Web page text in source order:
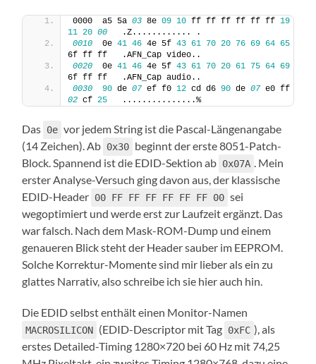
0000  a5 5a 03 8e 09 10 ff ff ff ff ff ff 19
11 20 00
   .Z............ .
0010
  0e
41 46 4e 5f 43 61 70 20 76 69 64 65
6f ff ff   .AFN_Cap video..
0020
  0e
41 46 4e 5f 43 61 70 20 61 75 64 69
6f ff ff   .AFN_Cap audio..
0030
90 de 07 ef f0 12 cd d6 90 de 07
02 cf 25
   ...............%
Das 0e vor jedem String ist die Pascal-Längenangabe
(14 Zeichen). Ab 0x30 beginnt der erste 8051-Patch-
Block. Spannend ist die EDID-Sektion ab 0x07A . Mein
erster Analyse-Versuch ging davon aus, der klassische
EDID-Header 00 FF FF FF FF FF FF 00 sei
wegoptimiert und werde erst zur Laufzeit ergänzt. Das
war falsch. Nach dem Mask-ROM-Dump und einem
genaueren Blick steht der Header sauber im EEPROM.
Solche Korrektur-Momente sind mir lieber als ein zu
glattes Narrativ, also schreibe ich sie hier auch hin.
Die EDID selbst enthält einen Monitor-Namen
MACROSILICON (EDID-Descriptor mit Tag 0xFC ), als
erstes Detailed-Timing 1280×720 bei 60 Hz mit 74,25